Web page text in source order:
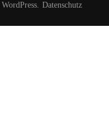
WordPress. Datenschutz